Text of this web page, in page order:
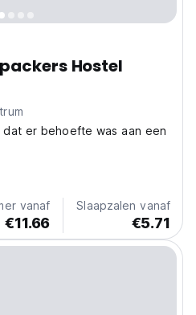
Hostel
er behoefte was aan een
vanaf
€11.66
Slaapzalen vanaf
€5.71